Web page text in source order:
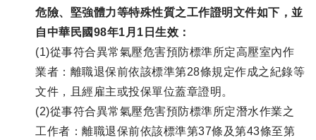
危險、堅強體力等特殊性質之工作證明文件如下，並
自中華民國98年1月1日生效：
(1)從事符合異常氣壓危害預防標準所定高壓室內作
業者：離職退保前依該標準第28條規定作成之紀錄等
文件，且經雇主或投保單位蓋章證明。
(2)從事符合異常氣壓危害預防標準所定潛水作業之
工作者：離職退保前依該標準第37條及第43條至第